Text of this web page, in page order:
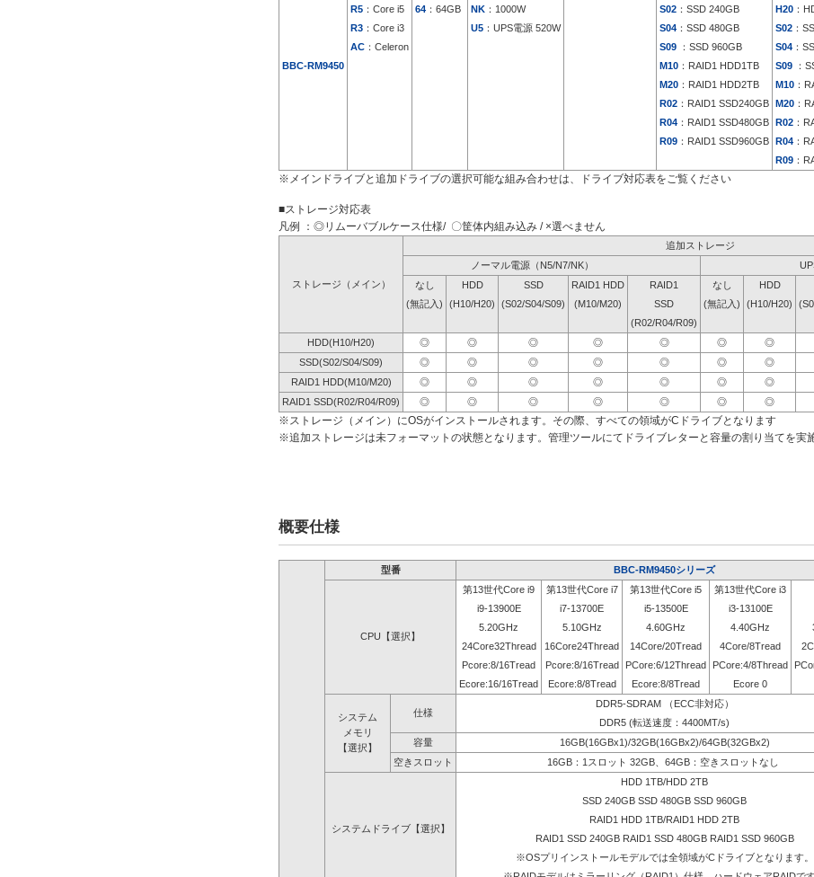
BBC-RM9450
R5 ：Core i5 64 ：64GB NK ：1000W S02 ：SSD 240GB H20 ：
R3 ：Core i3 U5 ：UPS電源 520W S04 ：SSD 480GB S02 ：
AC ：Celeron S09 ：SSD 960GB S04 ：
M10 ：RAID1 HDD1TB S09 ：
M20 ：RAID1 HDD2TB M10 ：
R02 ：RAID1 SSD240GB M20 ：
R04 ：RAID1 SSD480GB R02 ：
R09 ：RAID1 SSD960GB R04 ：
R09 ：
※メインドライブと追加ドライブの選択可能な組み合わせは、ドライブ対応表をご覧ください
■ストレージ対応表
凡例 ：◎リムーバブルケース仕様/ 〇筐体内組み込み / ×選べません
追加ストレージ
ノーマル電源（N5/N7/NK）
ストレージ（メイン）
なし HDD SSD RAID1 HDD RAID1 なし HDD
(無記入)
(H10/H20) (S02/S04/S09) (M10/M20) SSD (無記入) (H10/H20)
(R02/R04/R09)
HDD(H10/H20)
◎ ◎ ◎ ◎ ◎ ◎ ◎
SSD(S02/S04/S09)
◎ ◎ ◎ ◎ ◎ ◎ ◎
RAID1 HDD(M10/M20)
◎ ◎ ◎ ◎ ◎ ◎ ◎
RAID1 SSD(R02/R04/R09)
◎ ◎ ◎ ◎ ◎ ◎ ◎
※ストレージ（メイン）にOSがインストールされます。その際、すべての領域がCドライブとなります
※追加ストレージは未フォーマットの状態となります。管理ツールにてドライブレターと容量の割り当てを実
概要仕様
型番 BBC-RM9450シリーズ
CPU【選択】
第13世代Core i9 第13世代Core i7 第13世代Core i5 第13世代Core i3
i9-13900E
i7-13700E i5-13500E i3-13100E
5.20GHz
5.10GHz 4.60GHz 4.40GHz
24Core32Thread
16Core24Thread 14Core/20Tread 4Core/8Tread
Pcore:8/16Tread
Pcore:8/16Tread PCore:6/12Thread PCore:4/8Thread
Ecore:16/16Tread
Ecore:8/8Tread Ecore:8/8Tread Ecore 0
システム
メモリ
【選択】
仕様
DDR5-SDRAM （ECC非対応）
DDR5 (転送速度：4400MT/s)
容量
16GB(16GBx1)/32GB(16GBx2)/64GB(32GBx2)
空きスロット
16GB：1スロット 32GB、64GB：空きスロットなし
システムドライブ【選択】
HDD 1TB/HDD 2TB
SSD 240GB SSD 480GB SSD 960GB
RAID1 HDD 1TB/RAID1 HDD 2TB
RAID1 SSD 240GB RAID1 SSD 480GB RAID1 SSD 960GB
※OSプリインストールモデルでは全領域がCドライブとなります。